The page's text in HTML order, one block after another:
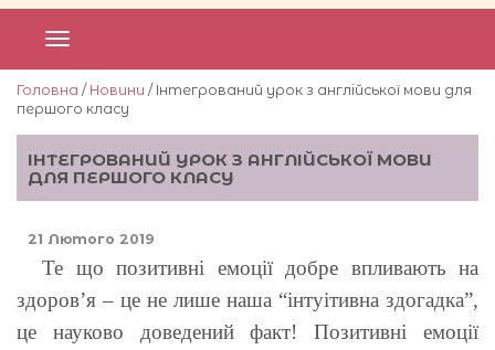
Головна / Новини / Інтегрований урок з англійської мови для
першого класу
ІНТЕГРОВАНИЙ УРОК З АНГЛІЙСЬКОЇ МОВИ
ДЛЯ ПЕРШОГО КЛАСУ
21 Лютого 2019
Те що позитивні емоції добре впливають на
здоров’я – це не лише наша “інтуітивна здогадка”,
це науково доведений факт! Позитивні емоції